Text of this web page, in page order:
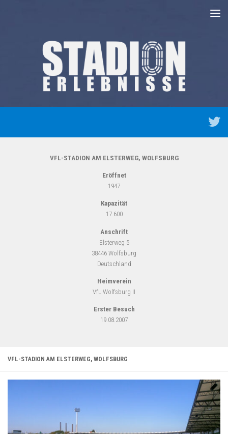
VFL-STADION AM ELSTERWEG, WOLFSBURG
VFL-STADION AM ELSTERWEG, WOLFSBURG
Eröffnet
1947
Kapazität
17.600
Anschrift
Elsterweg 5
38446 Wolfsburg
Deutschland
Heimverein
VfL Wolfsburg II
Erster Besuch
19.08.2007